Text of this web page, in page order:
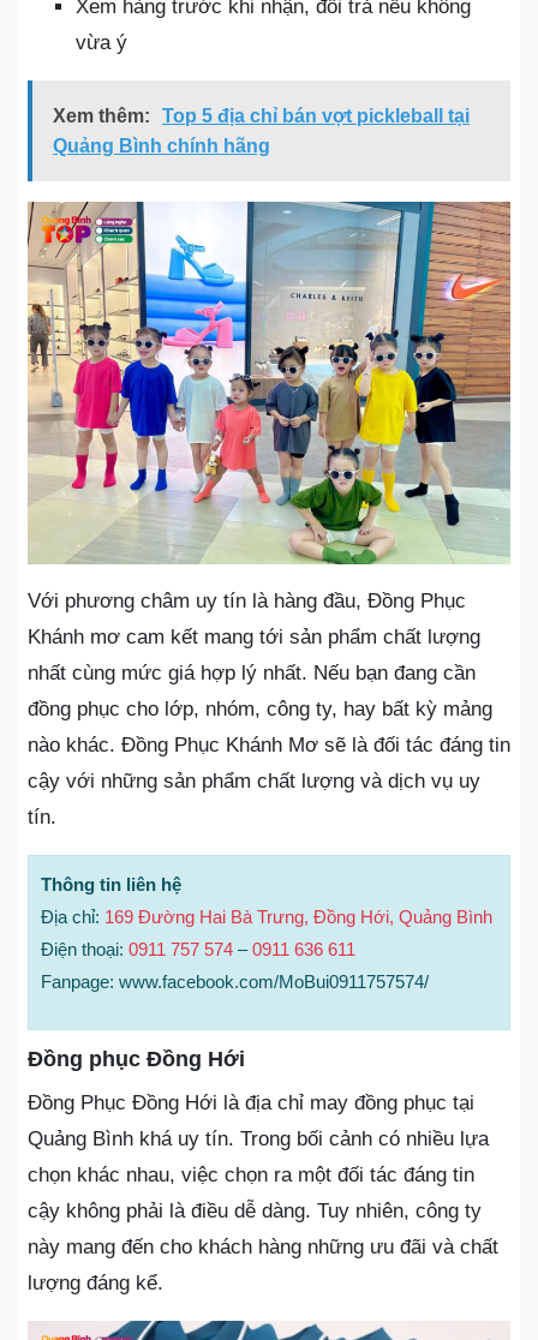
Xem hàng trước khi nhận, đổi trả nếu không
vừa ý
Xem thêm:
Top 5 địa chỉ bán vợt pickleball tại
Quảng Bình chính hãng
Với phương châm uy tín là hàng đầu, Đồng Phục
Khánh mơ cam kết mang tới sản phẩm chất lượng
nhất cùng mức giá hợp lý nhất. Nếu bạn đang cần
đồng phục cho lớp, nhóm, công ty, hay bất kỳ mảng
nào khác. Đồng Phục Khánh Mơ sẽ là đối tác đáng tin
cậy với những sản phẩm chất lượng và dịch vụ uy
tín.
Thông tin liên hệ
Địa chỉ: 169 Đường Hai Bà Trưng, Đồng Hới, Quảng Bình
Điện thoại: 0911 757 574 –0911 636 611
Fanpage: www.facebook.com/MoBui0911757574/
Đồng phục Đồng Hới
Đồng Phục Đồng Hới là địa chỉ may đồng phục tại
Quảng Bình khá uy tín. Trong bối cảnh có nhiều lựa
chọn khác nhau, việc chọn ra một đối tác đáng tin
cậy không phải là điều dễ dàng. Tuy nhiên, công ty
này mang đến cho khách hàng những ưu đãi và chất
lượng đáng kể.